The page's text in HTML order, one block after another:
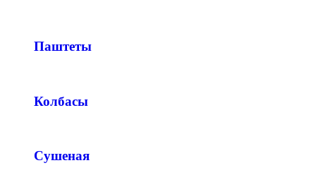
Паштеты
Колбасы
Сушеная